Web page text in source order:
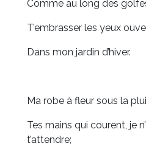
Comme au long des
T’embrasser les yeux
Dans mon jardin d’hiver.
Ma robe à fleur sous la
Tes mains qui courent, je
t’attendre;